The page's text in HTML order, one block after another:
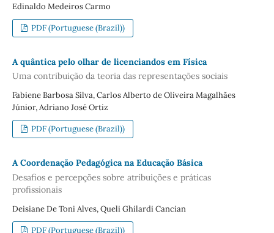
Edinaldo Medeiros Carmo
PDF (Portuguese (Brazil))
A quântica pelo olhar de licenciandos em Física
Uma contribuição da teoria das representações sociais
Fabiene Barbosa Silva, Carlos Alberto de Oliveira Magalhães
Júnior, Adriano José Ortiz
PDF (Portuguese (Brazil))
A Coordenação Pedagógica na Educação Básica
Desafios e percepções sobre atribuições e práticas
profissionais
Deisiane De Toni Alves, Queli Ghilardi Cancian
PDF (Portuguese (Brazil))